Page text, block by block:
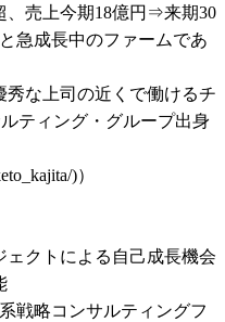
、売上今期18億円⇒来期30
急成長中のファームであ
秀な上司の近くで働けるチ
ティング・グループ出身
)）
ェクトによる自己成長機会
戦略コンサルティングフ